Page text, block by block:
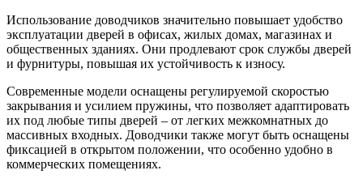
Использование доводчиков значительно повышает удобство
эксплуатации дверей в офисах, жилых домах, магазинах и
общественных зданиях. Они продлевают срок службы дверей
и фурнитуры, повышая их устойчивость к износу.
Современные модели оснащены регулируемой скоростью
закрывания и усилием пружины, что позволяет адаптировать
их под любые типы дверей – от легких межкомнатных до
массивных входных. Доводчики также могут быть оснащены
фиксацией в открытом положении, что особенно удобно в
коммерческих помещениях.